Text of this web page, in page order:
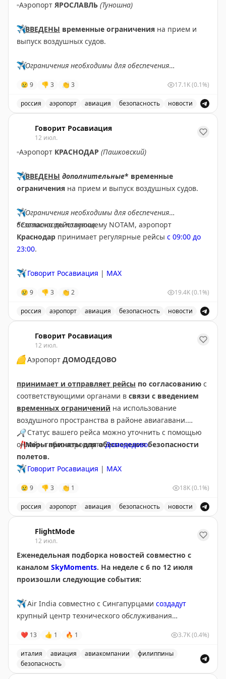
всё, чтобы путешествие прошло спокойно и
⠀
За каждым рейсом стоят профессионализм,
Спасибо каждому бортпроводнику авиакомпании
выдержку, доброту и тепло, которое вы дарите даже
на высоте нескольких тысяч метров.
⠀
Пусть каждый полёт приносит новые впечатления, а
каждая улыбка, подаренная пассажирам, обязательно
возвращается к вам! С праздником!
▫️Аэропорт ЯРОСЛАВЛЬ (Туношна)
✈️ВВЕДЕНЫ временные ограничения на прием и
выпуск воздушных судов.
✈️Ограничения необходимы для обеспечения
✈️ Говорит Росавиация|МАХ
😢 9 👎 3 👏 3 17.1K(0.1%)
россия аэропорт авиация безопасность новости
Говорит Росавиация
12 июл.
▫️Аэропорт КРАСНОДАР (Пашковский)
✈️ВВЕДЕНЫ дополнительные* временные
ограничения на прием и выпуск воздушных судов.
✈️Ограничения необходимы для обеспечения
безопасности полетов.
*Согласно действующему NOTAM, аэропорт
Краснодар принимает регулярные рейсы с 09:00 до
23:00.
✈️ Говорит Росавиация | MAX
😢 9 👎 3 👏 2 19.4K(0.1%)
россия аэропорт авиация безопасность новости
Говорит Росавиация
12 июл.
🟡Аэропорт ДОМОДЕДОВО
принимает и отправляет рейсы по согласованию с
соответствующими органами в связи с введением
временных ограничений на использование
воздушного пространства в районе авиагавани.
❗️Меры приняты для обеспечения безопасности
полетов.
🔎Статус вашего рейса можно уточнить с помощью
онлайн-табло аэропортаДомодедово.
✈️ Говорит Росавиация | МАХ
😢 9 👎 3 👏 1 18K(0.1%)
россия аэропорт авиация безопасность новости
FlightMode
12 июл.
Еженедельная подборка новостей совместно с
каналом SkyMoments. На неделе с 6 по 12 июля
произошли следующие события:
✈️Air India совместно с Сингапурцами создадут
крупный центр технического обслуживания
✈️В Италии крупнаязабастовка
сотрудников
аэропортов
❤ 13 👍 1 🔥 1 3.7K(0.4%)
италия авиация авиакомпании
филиппины
безопасность